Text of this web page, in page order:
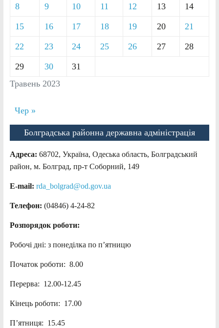
Травень 2023
8 9 10 11 12 13 14
15 16 17 18 19 20 21
22 23 24 25 26 27 28
29 30 31
Чер »
Болградська районна державна адміністрація
Адреса: 68702, Україна, Одеська область, Болградський
район, м. Болград, пр-т Соборний, 149
E-mail: rda_bolgrad@od.gov.ua
Телефон: (04846) 4-24-82
Розпорядок роботи:
Робочі дні: з понеділка по п’ятницю
Початок роботи: 8.00
Перерва: 12.00-12.45
Кінець роботи: 17.00
П’ятниця: 15.45